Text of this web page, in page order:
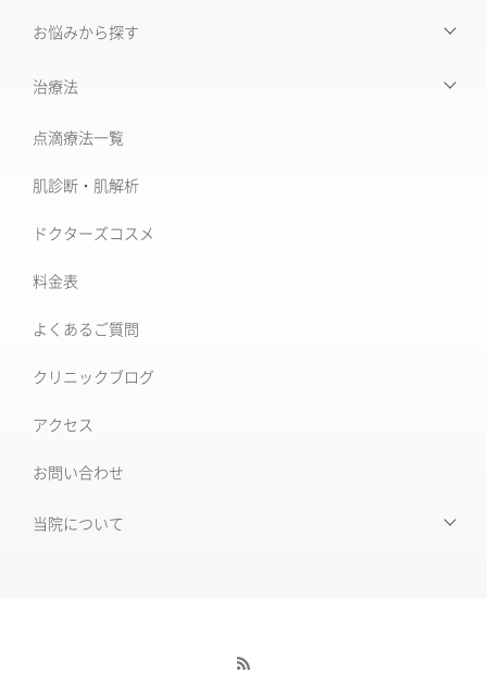
お悩みから探す
【お悩みから探す】INDEX
たるみ治療
美肌治療・肌育
シミ取り治療
ニキビ治療専門外来
治療法
治療機器・設備一覧
フォトナ6D/4D
ソフウェーブ
XERF (ザーフ)
ワンダーフェイスプロ
ルビーフラクショナル
肝斑改善集中プラン
HARG＋療法
点滴療法一覧
肌診断・肌解析
ドクターズコスメ
料金表
よくあるご質問
クリニックブログ
アクセス
お問い合わせ
当院について